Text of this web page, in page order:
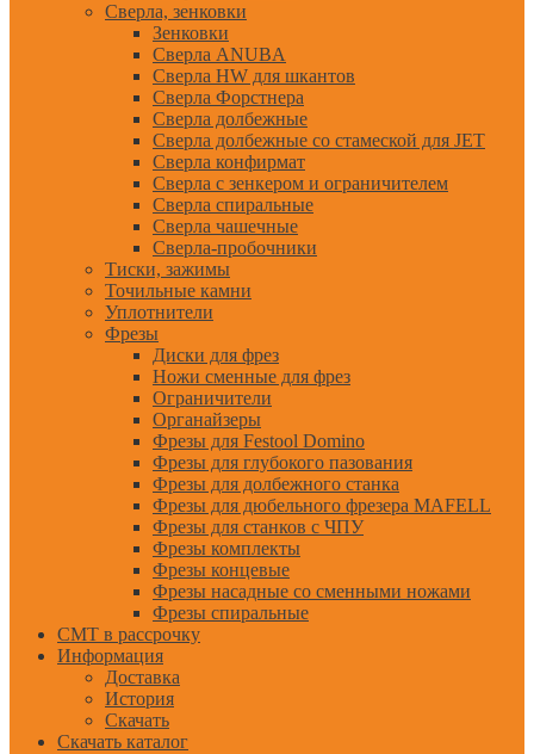
Сверла, зенковки
Зенковки
Сверла ANUBA
Сверла HW для шкантов
Сверла Форстнера
Сверла долбежные
Сверла долбежные со стамеской для JET
Сверла конфирмат
Сверла с зенкером и ограничителем
Сверла спиральные
Сверла чашечные
Сверла-пробочники
Тиски, зажимы
Точильные камни
Уплотнители
Фрезы
Диски для фрез
Ножи сменные для фрез
Ограничители
Органайзеры
Фрезы для Festool Domino
Фрезы для глубокого пазования
Фрезы для долбежного станка
Фрезы для дюбельного фрезера MAFELL
Фрезы для станков с ЧПУ
Фрезы комплекты
Фрезы концевые
Фрезы насадные со сменными ножами
Фрезы спиральные
CMT в рассрочку
Информация
Доставка
История
Скачать
Скачать каталог